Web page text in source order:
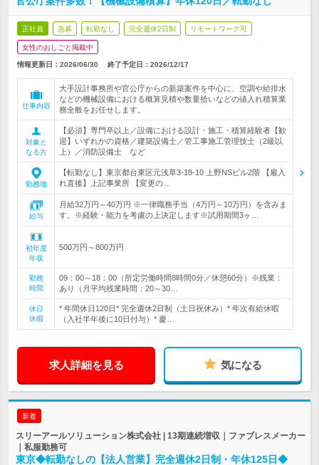
正社員 急募 転勤なし 完全週休2日制 リモートワーク可
女性のおしごと掲載中
情報更新日：2026/06/30 終了予定日： 2026/12/17
仕事内容
大手設計事務所や官公庁からの新築案件を中心に、空調や給排水
などの機械設備における概算見積や数量拾いなどの値入れ積算業
務全般をお任せします。
対象と
なる方
【必須】専門卒以上／設備における設計・施工・積算経験者【歓
迎】いずれかの資格／建築設備士／管工事施工管理技士（2級以
上）／消防設備士 など
勤務地
【転勤なし】東京都台東区元浅草3-18-10 上野NSビル2階 【雇入
れ直後】上記事業所 【変更の…
給与
月給32万円～40万円 ※一律職務手当（4万円～10万円）を含みま
す。※経験・能力を考慮の上決定します※試用期間3ヶ…
初年度
年収
500万円～800万円
勤務
時間
09：00～18：00（所定労働時間8時間0分／休憩60分）※残業：
あり（月平均残業時間：20～30…
休日
休暇
* 年間休日120日* 完全週休2日制（土日祝休み）* 年次有給休暇
（入社半年後に10日付与）* 慶…
求人詳細を見る 気になる
新着
スリーアールソリューション株式会社 | 13期連続増収｜ファブレスメーカー
｜私服勤務可
東京◆転勤なしの【法人営業】完全週休2日制・年休125日◆